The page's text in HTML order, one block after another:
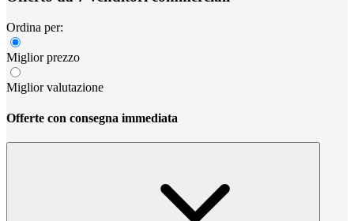
Ordina per:
Miglior prezzo
Miglior valutazione
Offerte con consegna immediata